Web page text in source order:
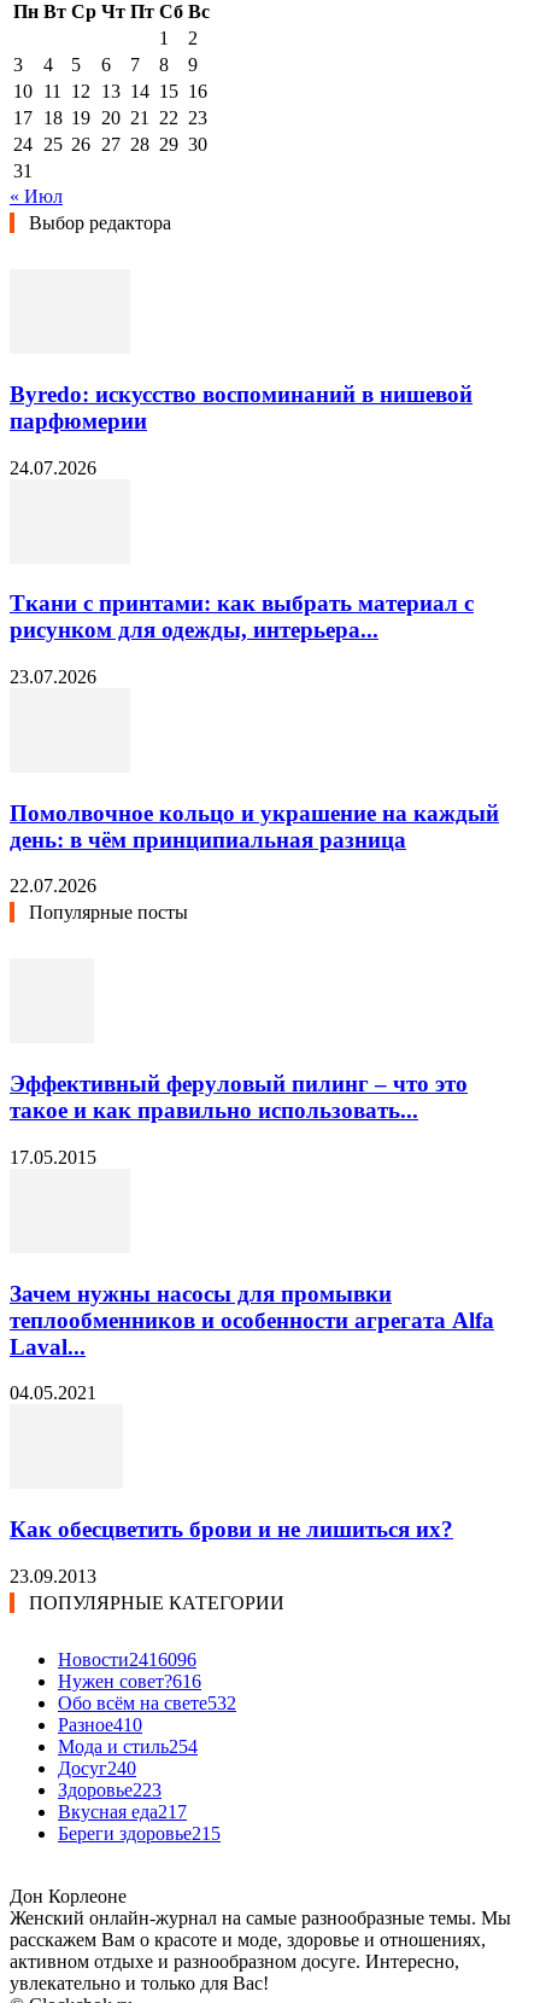
Пн Вт Ср Чт Пт Сб Вс
1
2
3
4 5 6 7 8
9
10 11 12 13 14 15 16
17 18 19 20 21 22 23
24 25 26 27 28 29 30
31
« Июл
Выбор редактора
Byredo: искусство воспоминаний в нишевой
парфюмерии
24.07.2026
Ткани с принтами: как выбрать материал с
рисунком для одежды, интерьера...
23.07.2026
Помолвочное кольцо и украшение на каждый
день: в чём принципиальная разница
22.07.2026
Популярные посты
Эффективный феруловый пилинг – что это
такое и как правильно использовать...
17.05.2015
Зачем нужны насосы для промывки
теплообменников и особенности агрегата Alfa
Laval...
04.05.2021
Как обесцветить брови и не лишиться их?
23.09.2013
ПОПУЛЯРНЫЕ КАТЕГОРИИ
Новости2416096
Нужен совет?616
Обо всём на свете532
Разное410
Мода и стиль254
Досуг240
Здоровье223
Вкусная еда217
Береги здоровье215
Дон Корлеоне
Женский онлайн-журнал на самые разнообразные темы. Мы
расскажем Вам о красоте и моде, здоровье и отношениях,
активном отдыхе и разнообразном досуге. Интересно,
увлекательно и только для Вас!